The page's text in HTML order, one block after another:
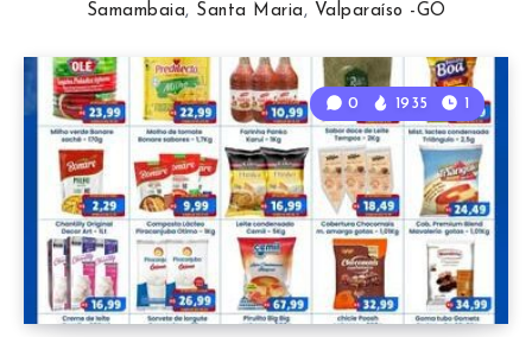
Samambaia, Santa Maria , Valparaíso -GO
0 1935 1